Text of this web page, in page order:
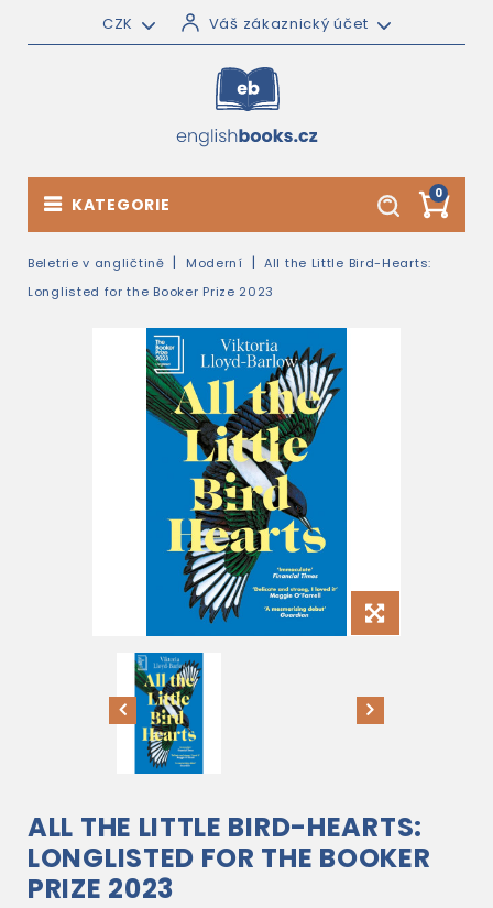
CZK Váš zákaznický účet
0
KATEGORIE
Beletrie v angličtině Moderní
All the Little Bird-Hearts:
Longlisted for the Booker Prize 2023
ALL THE LITTLE BIRD-HEARTS:
LONGLISTED FOR THE BOOKER
PRIZE 2023